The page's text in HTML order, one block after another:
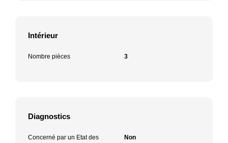
Intérieur
Nombre pièces 3
Diagnostics
Concerné par un Etat des
Non